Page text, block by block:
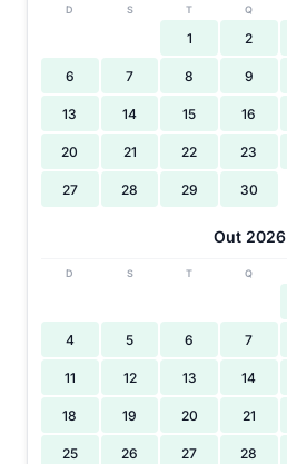
D S T Q
1 2
6 7 8 9
13 14 15 16
20 21 22 23
27 28 29 30
Out 2026
D S T Q
4 5 6 7
11 12 13 14
18 19 20 21
25 26 27 28